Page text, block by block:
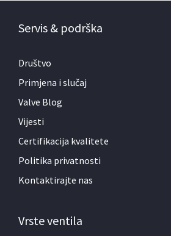
Servis & podrška
Društvo
Primjena i slučaj
Valve Blog
Vijesti
Certifikacija kvalitete
Politika privatnosti
Kontaktirajte nas
Vrste ventila